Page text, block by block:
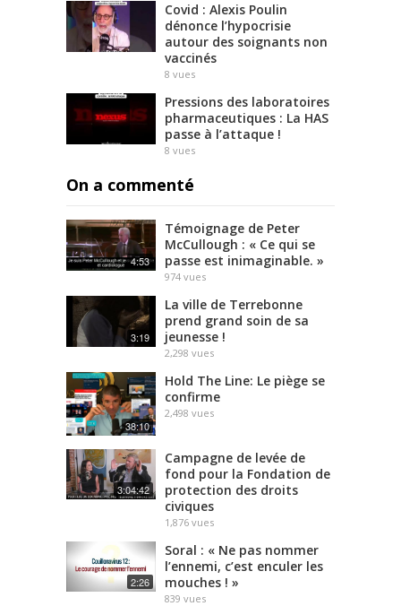
Covid : Alexis Poulin
dénonce l’hypocrisie
autour des soignants non
vaccinés
8 vues
Pressions des laboratoires
pharmaceutiques : La HAS
passe à l’attaque !
8 vues
On a commenté
4:53
Témoignage de Peter
McCullough : « Ce qui se
passe est inimaginable. »
974 vues
3:19
La ville de Terrebonne
prend grand soin de sa
jeunesse !
2,298 vues
38:10
Hold The Line: Le piège se
confirme
2,498 vues
3:04:42
Campagne de levée de
fond pour la Fondation de
protection des droits
civiques
1,876 vues
2:26
Soral : « Ne pas nommer
l’ennemi, c’est enculer les
mouches ! »
839 vues